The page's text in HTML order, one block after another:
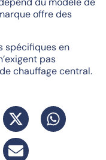
offre des
spécifiques en
pas
chauffage central.